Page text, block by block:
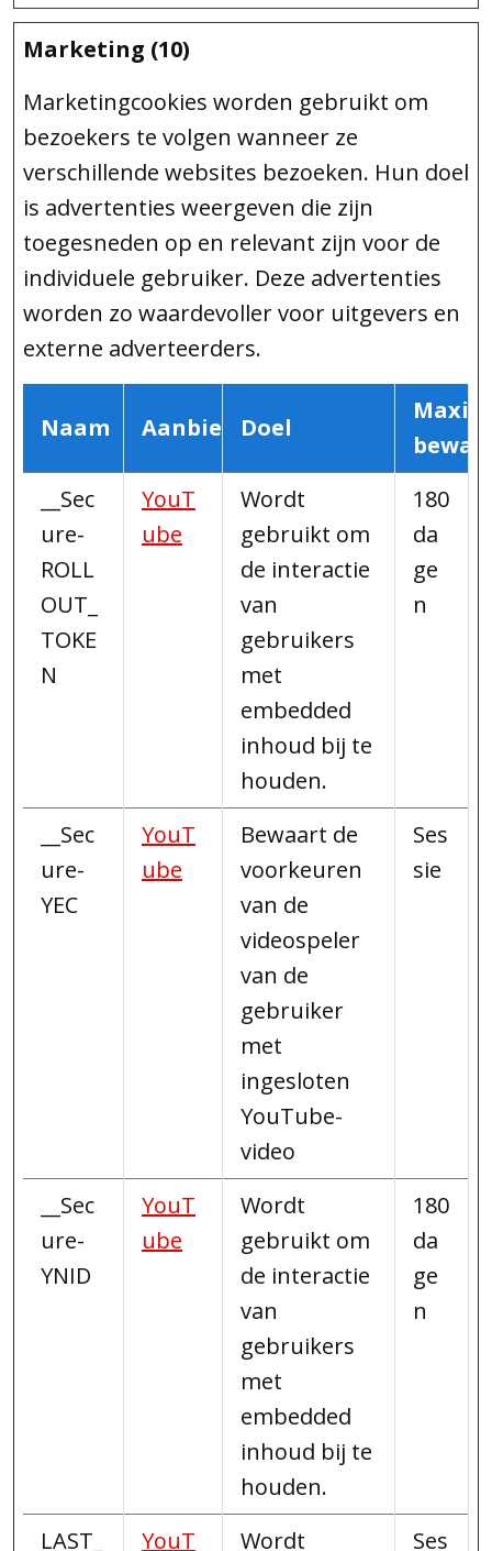
Marketing (10)
Marketingcookies worden gebruikt om
bezoekers te volgen wanneer ze
verschillende websites bezoeken. Hun doel
is advertenties weergeven die zijn
toegesneden op en relevant zijn voor de
individuele gebruiker. Deze advertenties
worden zo waardevoller voor uitgevers en
externe adverteerders.
Naam AanbiederDoel
__Sec
ure-
ROLL
OUT_
TOKE
N
YouT
ube
Wordt
gebruikt om
de interactie
van
gebruikers
met
embedded
inhoud bij te
houden.
180
da
ge
n
__Sec
ure-
YEC
YouT
ube
Bewaart de
voorkeuren
van de
videospeler
van de
gebruiker
met
ingesloten
YouTube-
video
Ses
sie
__Sec
ure-
YNID
YouT
ube
Wordt
gebruikt om
de interactie
van
gebruikers
met
embedded
inhoud bij te
houden.
180
da
ge
n
LAST_ YouT Wordt Ses